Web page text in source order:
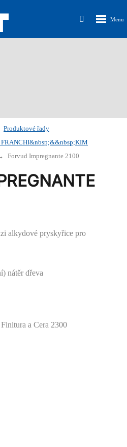
Vyhledávání
Produktové řady
FRANCHI&nbsp;&&nbsp;KIM
Forvud Impregnante 2100
alkydové pryskyřice pro
nátěr dřeva
a Cera 2300